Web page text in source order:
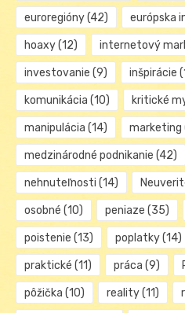
euroregióny(42) európska
hoaxy(12) internetový
investovanie (9) inšpirácie
komunikácia (10) kritické
manipulácia (14) marketing
medzinárodné podnikanie (42)
nehnuteľnosti (14)
osobné (10) peniaze (35)
poistenie (13) poplatky(14)
praktické (11) práca (9)
pôžička (10) reality(11)